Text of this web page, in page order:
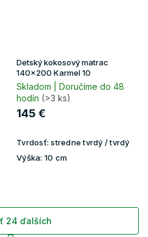
Detský kokosový matrac
140x200 Karmel 10
Skladom | Doručíme do 48
hodín (>3 ks)
145 €
Tvrdosť: stredne tvrdý / tvrdý
Výška: 10 cm
24 ďalších